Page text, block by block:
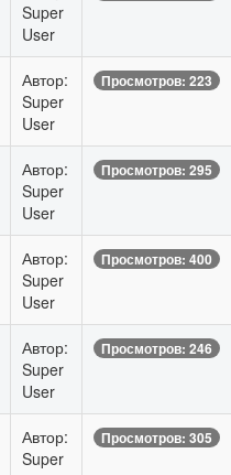
Super
User
Автор:
Super
User
Просмотров: 223
Автор:
Super
User
Просмотров: 295
Автор:
Super
User
Просмотров: 400
Автор:
Super
User
Просмотров: 246
Автор:
Super
Просмотров: 305